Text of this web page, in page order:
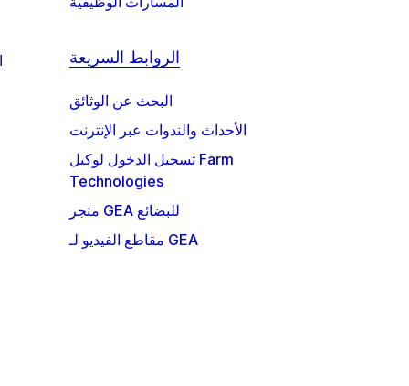
الروابط السريعة
البحث عن الوثائق
الأحداث والندوات عبر الإنترنت
تسجيل الدخول لوكيل Farm
Technologies
متجر GEA للبضائع
مقاطع الفيديو لـ GEA